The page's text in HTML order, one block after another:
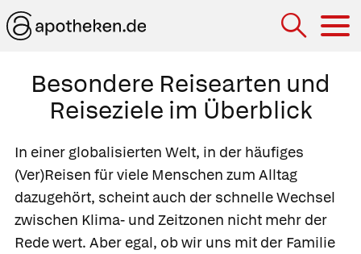
Besondere Reisearten und
Reiseziele im Überblick
In einer globalisierten Welt, in der häufiges
(Ver)Reisen für viele Menschen zum Alltag
dazugehört, scheint auch der schnelle Wechsel
zwischen Klima- und Zeitzonen nicht mehr der
Rede wert. Aber egal, ob wir uns mit der Familie